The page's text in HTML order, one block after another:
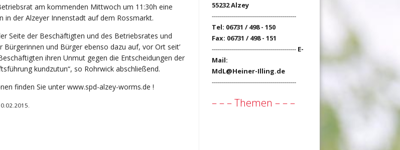
am kommenden Mittwoch um 11:30h eine
in der Alzeyer Innenstadt auf dem Rossmarkt.
Seite der Beschäftigten und des Betriebsrates und
Bürgerinnen und Bürger ebenso dazu auf, vor Ort seit’
ihren Unmut gegen die Entscheidungen der
kundzutun“, so Rohrwick abschließend.
finden Sie unter www.spd-alzey-worms.de !
55232 Alzey
------------------------------------------
Tel: 06731 / 498 - 150
Fax: 06731 / 498 - 151
------------------------------------------ E-
Mail:
MdL@Heiner-Illing.de
------------------------------------------
– – – Themen – – –